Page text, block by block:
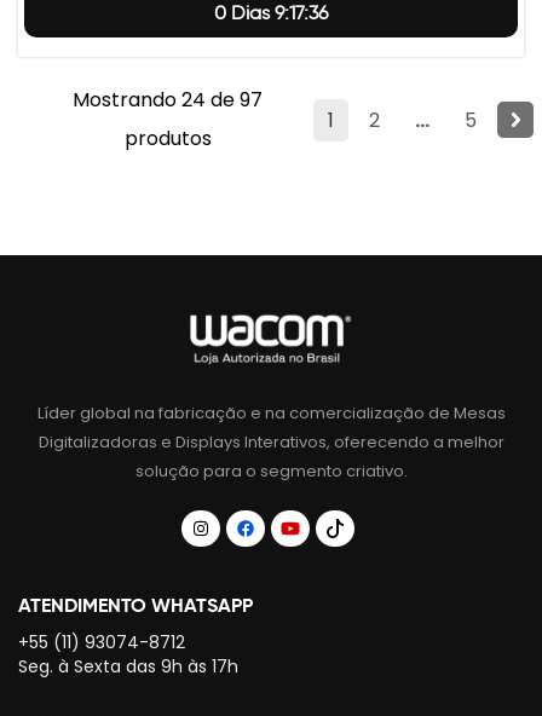
0 Dias 9:17:35
1 2 ... 5
Mostrando 24 de 97
produtos
Líder global na fabricação e na comercialização de Mesas
Digitalizadoras e Displays Interativos, oferecendo a melhor
solução para o segmento criativo.
ATENDIMENTO WHATSAPP
+55 (11) 93074-8712
Seg. à Sexta das 9h às 17h